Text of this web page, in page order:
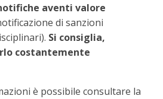
aventi valore
di sanzioni
Si consiglia,
costantemente
è possibile consultare la